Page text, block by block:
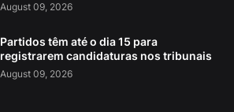
August 09, 2026
Partidos têm até o dia 15 para
registrarem candidaturas nos tribunais
August 09, 2026